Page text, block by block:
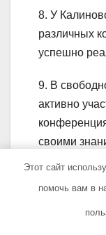
8. У
различных
успешно
9. В
активно
своими
10.
нескольких
Этот сайт
помочь вам в